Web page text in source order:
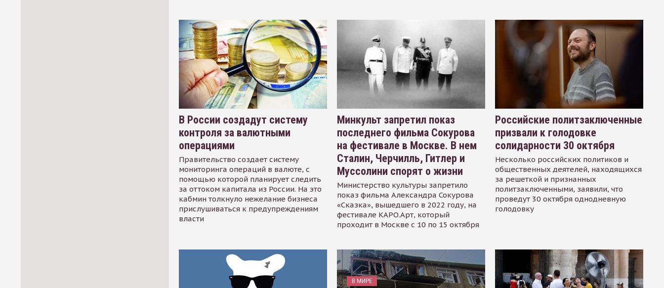
В России создадут систему
контроля за валютными
операциями
Правительство создает систему
мониторинга операций в валюте, с
помощью которой планирует следить
за оттоком капитала из России. На это
кабмин толкнуло нежелание бизнеса
прислушиваться к предупреждениям
власти
Минкульт запретил показ
последнего фильма Сокурова
на фестивале в Москве. В нем
Сталин, Черчилль, Гитлер и
Муссолини спорят о жизни
Министерство культуры запретило
показ фильма Александра Сокурова
«Сказка», вышедшего в 2022 году, на
фестивале КАРО.Арт, который
проходит в Москве с 10 по 15 октября
Российские политзаключенные
призвали к голодовке
солидарности 30 октября
Несколько российских политиков и
общественных деятелей, находящихся
за решеткой и признанных
политзаключенными, заявили, что
проведут 30 октября однодневную
голодовку
В МИРЕ